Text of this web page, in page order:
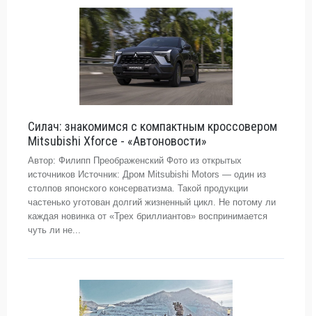
Силач: знакомимся с компактным кроссовером
Mitsubishi Xforce - «Автоновости»
Автор: Филипп Преображенский Фото из открытых
источников Источник: Дром Mitsubishi Motors — один из
столпов японского консерватизма. Такой продукции
частенько уготован долгий жизненный цикл. Не потому ли
каждая новинка от «Трех бриллиантов» воспринимается
чуть ли не...